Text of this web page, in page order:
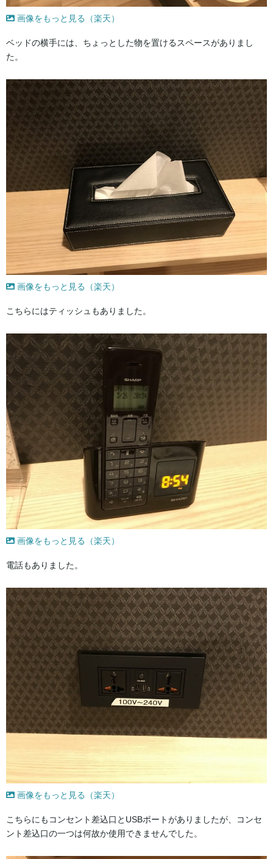
画像をもっと見る（楽天）
ベッドの横手には、ちょっとした物を置けるスペースがありまし
た。
画像をもっと見る（楽天）
こちらにはティッシュもありました。
画像をもっと見る（楽天）
電話もありました。
画像をもっと見る（楽天）
こちらにもコンセント差込口とUSBポートがありましたが、コンセ
ント差込口の一つは何故か使用できませんでした。